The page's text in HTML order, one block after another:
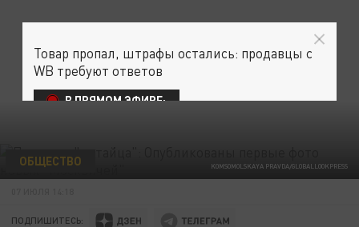
KOMSOMOLSKAYA PRAVDA/GLOBALLOOKPRESS
ОБЩЕСТВО
ПОДПИШИТЕСЬ:
Товар пропал, штрафы остались: продавцы с
WB требуют ответов
В ПРЯМОМ ЭФИРЕ: